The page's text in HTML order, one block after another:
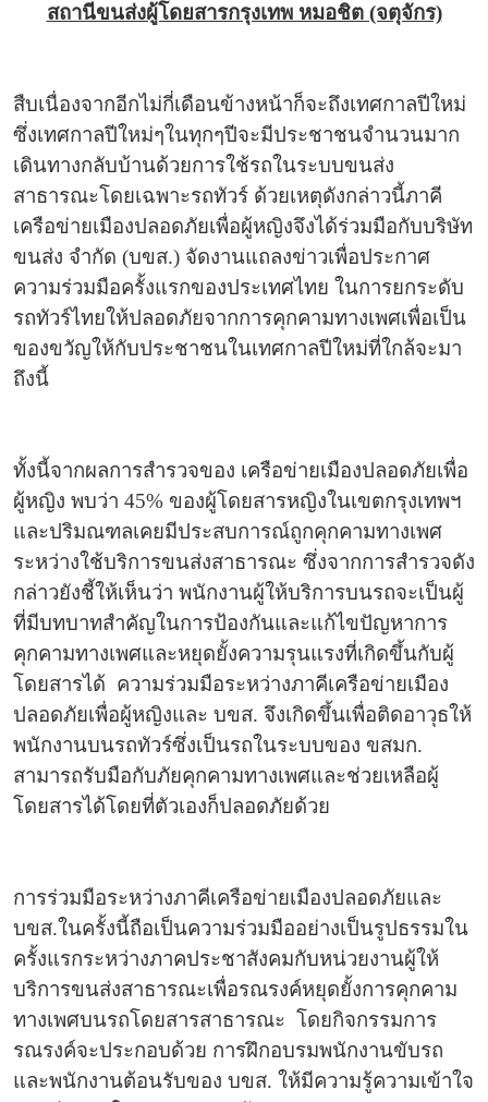
สถานีขนส่งผู้โดยสารกรุงเทพ หมอชิต (จตุจักร)
สืบเนื่องจากอีกไม่กี่เดือนข้างหน้าก็จะถึงเทศกาลปีใหม่
ซึ่งเทศกาลปีใหม่ๆในทุกๆปีจะมีประชาชนจำนวนมาก
เดินทางกลับบ้านด้วยการใช้รถในระบบขนส่ง
สาธารณะโดยเฉพาะรถทัวร์ ด้วยเหตุดังกล่าวนี้ภาคี
เครือข่ายเมืองปลอดภัยเพื่อผู้หญิงจึงได้ร่วมมือกับบริษัท
ขนส่ง จำกัด (บขส.) จัดงานแถลงข่าวเพื่อประกาศ
ความร่วมมือครั้งแรกของประเทศไทย ในการยกระดับ
รถทัวร์ไทยให้ปลอดภัยจากการคุกคามทางเพศเพื่อเป็น
ของขวัญให้กับประชาชนในเทศกาลปีใหม่ที่ใกล้จะมา
ถึงนี้
ทั้งนี้จากผลการสำรวจของ เครือข่ายเมืองปลอดภัยเพื่อ
ผู้หญิง พบว่า 45% ของผู้โดยสารหญิงในเขตกรุงเทพฯ
และปริมณฑลเคยมีประสบการณ์ถูกคุกคามทางเพศ
ระหว่างใช้บริการขนส่งสาธารณะ ซึ่งจากการสำรวจดัง
กล่าวยังชี้ให้เห็นว่า พนักงานผู้ให้บริการบนรถจะเป็นผู้
ที่มีบทบาทสำคัญในการป้องกันและแก้ไขปัญหาการ
คุกคามทางเพศและหยุดยั้งความรุนแรงที่เกิดขึ้นกับผู้
โดยสารได้ ความร่วมมือระหว่างภาคีเครือข่ายเมือง
ปลอดภัยเพื่อผู้หญิงและ บขส. จึงเกิดขึ้นเพื่อติดอาวุธให้
พนักงานบนรถทัวร์ซึ่งเป็นรถในระบบของ ขสมก.
สามารถรับมือกับภัยคุกคามทางเพศและช่วยเหลือผู้
โดยสารได้โดยที่ตัวเองก็ปลอดภัยด้วย
การร่วมมือระหว่างภาคีเครือข่ายเมืองปลอดภัยและ
บขส.ในครั้งนี้ถือเป็นความร่วมมืออย่างเป็นรูปธรรมใน
ครั้งแรกระหว่างภาคประชาสังคมกับหน่วยงานผู้ให้
บริการขนส่งสาธารณะเพื่อรณรงค์หยุดยั้งการคุกคาม
ทางเพศบนรถโดยสารสาธารณะ โดยกิจกรรมการ
รณรงค์จะประกอบด้วย การฝึกอบรมพนักงานขับรถ
และพนักงานต้อนรับของ บขส. ให้มีความรู้ความเข้าใจ